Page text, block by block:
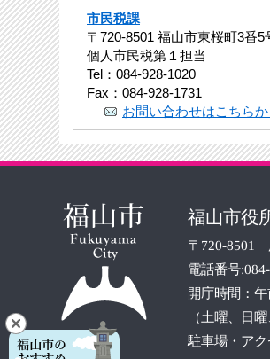
市民税課
〒720-8501 福山市東桜町3番5
個人市民税第１担当
Tel：084-928-1020
Fax：084-928-1731
お問い合わせはこちらか
福山市役
〒720-8501
電話番号
開庁時間：
（土曜、日
駐車場・ア